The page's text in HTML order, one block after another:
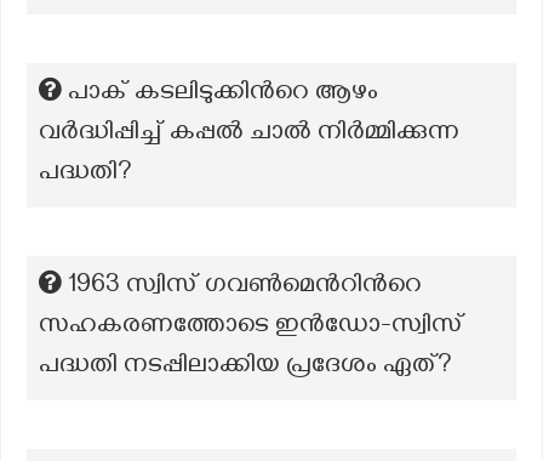
പാക് കടലിടുക്കിന്‍റെ ആഴം
വർദ്ധിപ്പിച്ച് കപ്പൽ ചാൽ നിർമ്മിക്കുന്ന
പദ്ധതി?
1963 സ്വിസ് ഗവൺമെൻറിൻറെ
സഹകരണത്തോടെ ഇൻഡോ-സ്വിസ്
പദ്ധതി നടപ്പിലാക്കിയ പ്രദേശം ഏത്?